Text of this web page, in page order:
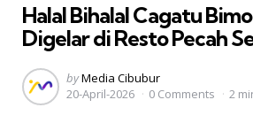
Halal Bihalal Cagatu
Digelar di Resto Pecah
Posted
by
byMedia Cibubur
20-April-2026
0 Comments 2